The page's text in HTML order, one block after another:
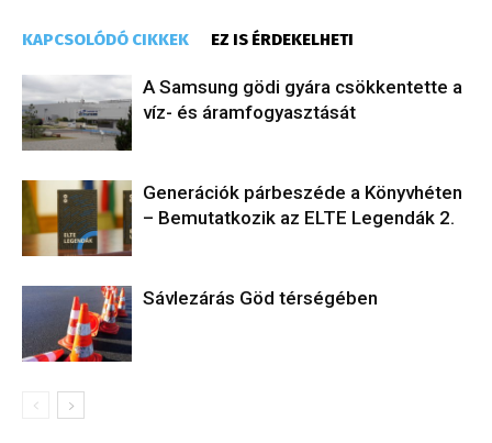
KAPCSOLÓDÓ CIKKEK EZ IS ÉRDEKELHETI
A Samsung gödi gyára csökkentette a
víz- és áramfogyasztását
Generációk párbeszéde a Könyvhéten
– Bemutatkozik az ELTE Legendák 2.
Sávlezárás Göd térségében